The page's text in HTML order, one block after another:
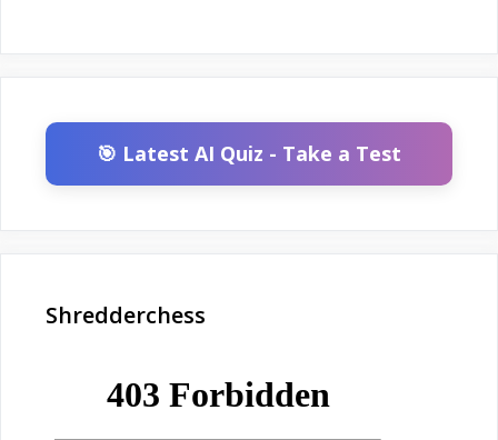
🎯 Latest AI Quiz - Take a Test
Shredderchess